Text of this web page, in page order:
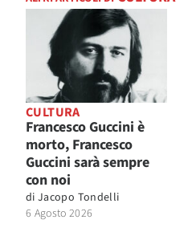
CULTURA
Francesco Guccini è
morto, Francesco
Guccini sarà sempre
con noi
di Jacopo Tondelli
6 Agosto 2026